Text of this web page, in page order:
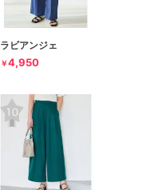
ラビアンジェ
￥4,950